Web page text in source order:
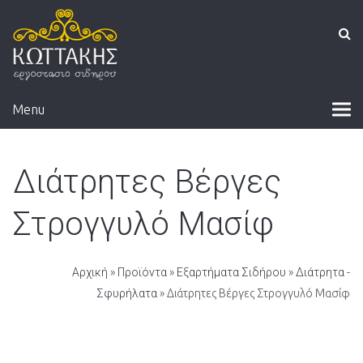
Menu
Διάτρητες Βέργες
Στρογγυλό Μασίφ
Αρχική » Προϊόντα » Εξαρτήματα Σιδήρου »Διάτρητα -
Σφυρήλατα » Διάτρητες Βέργες Στρογγυλό Μασίφ